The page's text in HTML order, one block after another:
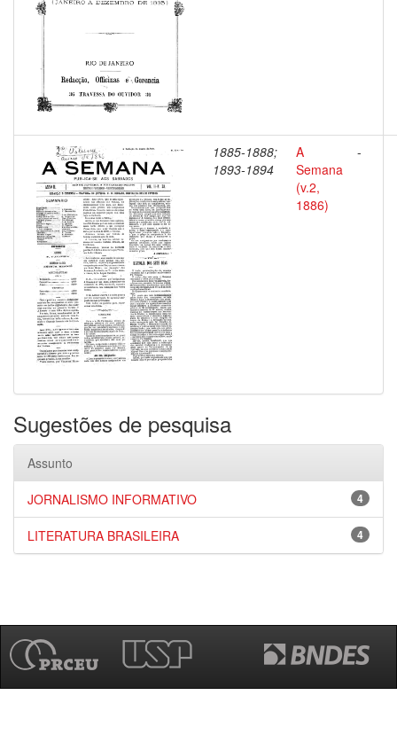
1885-1888;
1893-1894
A
Semana
(v.2,
1886)
-
Sugestões de pesquisa
Assunto
4
JORNALISMO INFORMATIVO
4
LITERATURA BRASILEIRA